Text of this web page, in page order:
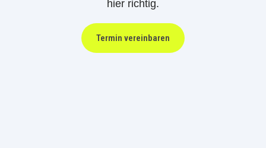
hier richtig.
Termin vereinbaren